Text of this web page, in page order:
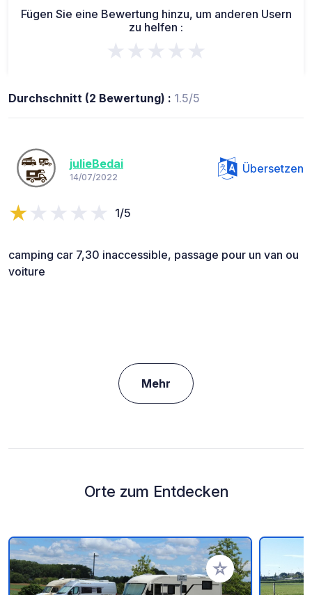
Fügen Sie eine Bewertung hinzu, um anderen Usern
zu helfen :
★★★★★
Durchschnitt (2 Bewertung) : 1.5/5
julieBedai
14/07/2022
Übersetzen
1/5
camping car 7,30 inaccessible, passage pour un van ou
voiture
Mehr
Orte zum Entdecken
Zu Ihren Favoriten